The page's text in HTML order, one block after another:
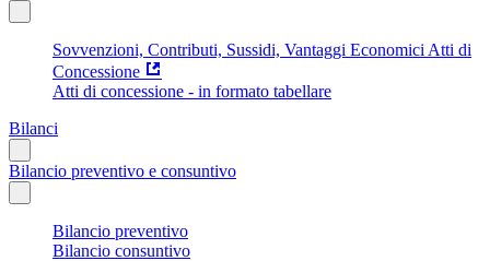
Sovvenzioni, Contributi, Sussidi, Vantaggi Economici Atti di
Concessione
Atti di concessione - in formato tabellare
Bilanci
Bilancio preventivo e consuntivo
Bilancio preventivo
Bilancio consuntivo